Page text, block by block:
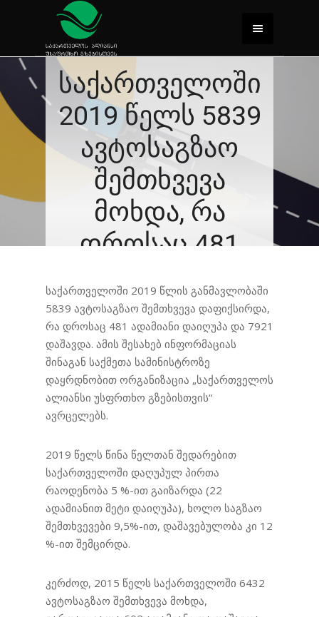
საქართველოში
2019 წელს 5839
ავტოსაგზაო
შემთხვევა
მოხდა, რა
დროსაც 481
დაიღუპა და
7921 დაშავდა
საქართველოში 2019 წლის განმავლობაში
5839 ავტოსაგზაო შემთხვევა დაფიქსირდა,
რა დროსაც 481 ადამიანი დაიღუპა და 7921
დაშავდა. ამის შესახებ ინფორმაციას
შინაგან საქმეთა სამინისტროზე
დაყრდნობით ორგანიზაცია „საქართველოს
ალიანსი უსფრთხო გზებისთვის“
ავრცელებს.
2019 წელს წინა წელთან შედარებით
საქართველოში დაღუპულ პირთა
რაოდენობა 5 %-ით გაიზარდა (22
ადამიანით მეტი დაიღუპა), ხოლო საგზაო
შემთხვევები 9,5%-ით, დაშავებულობა კი 12
%-ით შემცირდა.
კერძოდ, 2015 წელს საქართველოში 6432
ავტოსაგზაო შემთხვევა მოხდა,